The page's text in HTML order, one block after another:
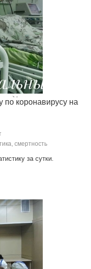
по коронавирусу на
смертность
за сутки.